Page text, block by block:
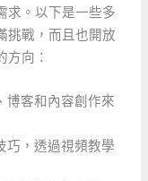
求。以下是一些多
挑戰，而且也開放
方向：
博客和內容創作來
巧，透過視頻教學